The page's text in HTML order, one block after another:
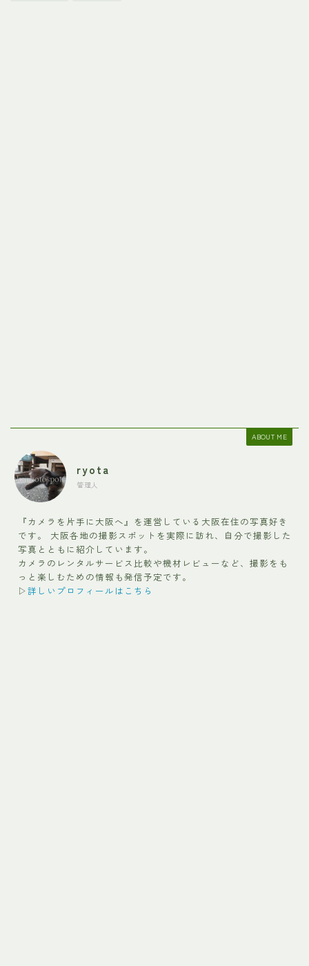
ABOUT ME
ryota
管理人
『カメラを片手に大阪へ』を運営している大阪在住の写真好き
です。 大阪各地の撮影スポットを実際に訪れ、自分で撮影した
写真とともに紹介しています。
カメラのレンタルサービス比較や機材レビューなど、撮影をも
っと楽しむための情報も発信予定です。
▷詳しいプロフィールはこちら